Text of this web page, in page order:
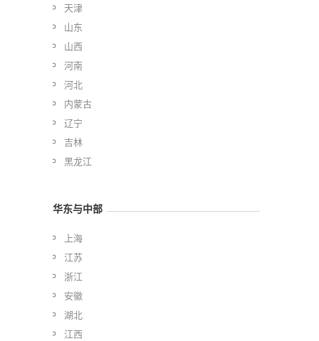
天津
山东
山西
河南
河北
内蒙古
辽宁
吉林
黑龙江
华东与中部
上海
江苏
浙江
安徽
湖北
江西